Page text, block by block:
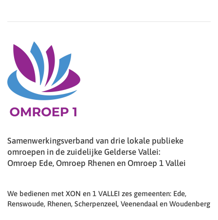
Samenwerkingsverband van drie lokale publieke
omroepen in de zuidelijke Gelderse Vallei:
Omroep Ede, Omroep Rhenen en Omroep 1 Vallei
We bedienen met XON en 1 VALLEI zes gemeenten: Ede,
Renswoude, Rhenen, Scherpenzeel, Veenendaal en Woudenberg